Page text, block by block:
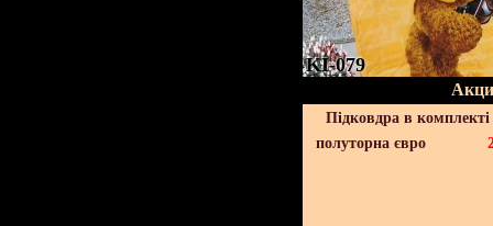
KI-079
Підковдра в
полуторна євро